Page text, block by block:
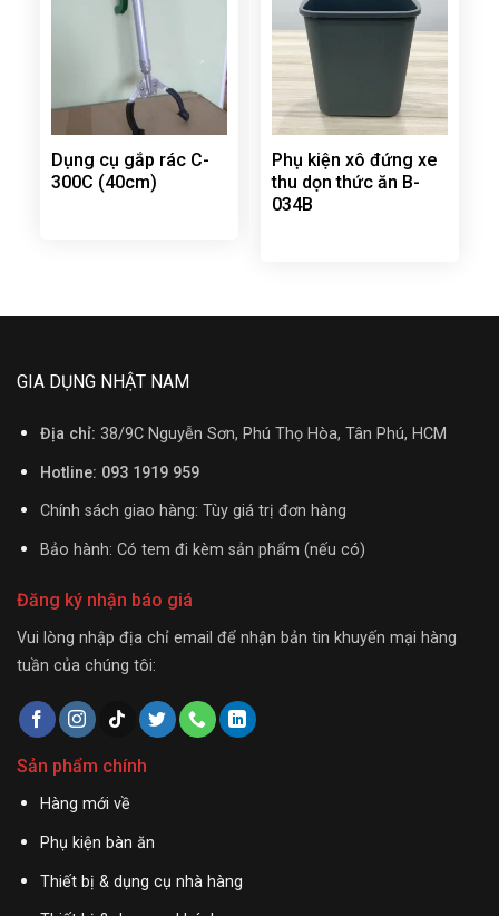
Dụng cụ gắp rác C-
300C (40cm)
Phụ kiện xô đứng xe
thu dọn thức ăn B-
034B
GIA DỤNG NHẬT NAM
Địa chỉ: 38/9C Nguyễn Sơn, Phú Thọ Hòa, Tân Phú, HCM
Hotline: 093 1919 959
Chính sách giao hàng: Tùy giá trị đơn hàng
Bảo hành: Có tem đi kèm sản phẩm (nếu có)
Đăng ký nhận báo giá
Vui lòng nhập địa chỉ email để nhận bản tin khuyến mại hàng
tuần của chúng tôi:
Sản phẩm chính
Hàng mới về
Phụ kiện bàn ăn
Thiết bị & dụng cụ nhà hàng